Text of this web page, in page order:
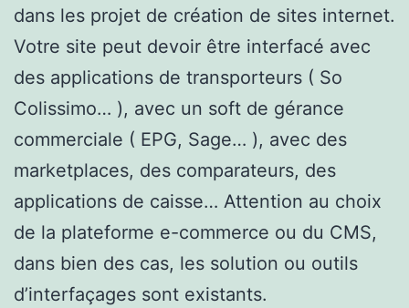
dans les projet de création de sites internet.
Votre site peut devoir être interfacé avec
des applications de transporteurs ( So
Colissimo… ), avec un soft de gérance
commerciale ( EPG, Sage… ), avec des
marketplaces, des comparateurs, des
applications de caisse… Attention au choix
de la plateforme e-commerce ou du CMS,
dans bien des cas, les solution ou outils
d’interfaçages sont existants.